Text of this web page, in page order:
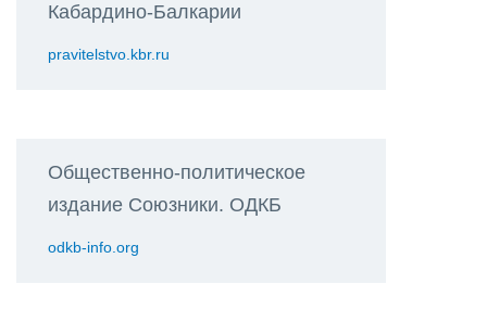
Кабардино-Балкарии
pravitelstvo.kbr.ru
Общественно-политическое
издание Союзники. ОДКБ
odkb-info.org